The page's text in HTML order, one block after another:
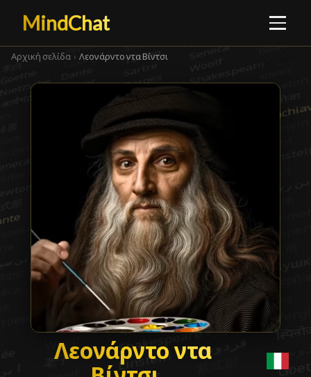
MindChat
Αρχική σελίδα › Λεονάρντο ντα Βίντσι
Λεονάρντο ντα Βίντσι
Λεονάρντο ντα